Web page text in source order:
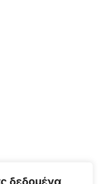
δεδομένα